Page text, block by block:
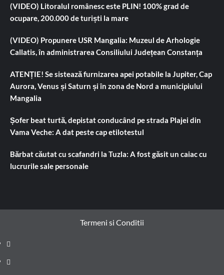
(VIDEO) Litoralul românesc este PLIN! 100% grad de
ocupare, 200.000 de turiști la mare
(VIDEO) Propunere USR Mangalia: Muzeul de Arhologie
Callatis, în administrarea Consiliului Județean Constanța
ATENȚIE! Se sistează furnizarea apei potabile la Jupiter, Cap
Aurora, Venus și Saturn și în zona de Nord a municipiului
Mangalia
Șofer beat turtă, depistat conducând pe strada Plajei din
Vama Veche: A dat peste cap etilotestul
Bărbat căutat cu scafandri la Tuzla: A fost găsit un caiac cu
lucrurile sale personale
Termeni si Conditii
Prima
pagină
Știri